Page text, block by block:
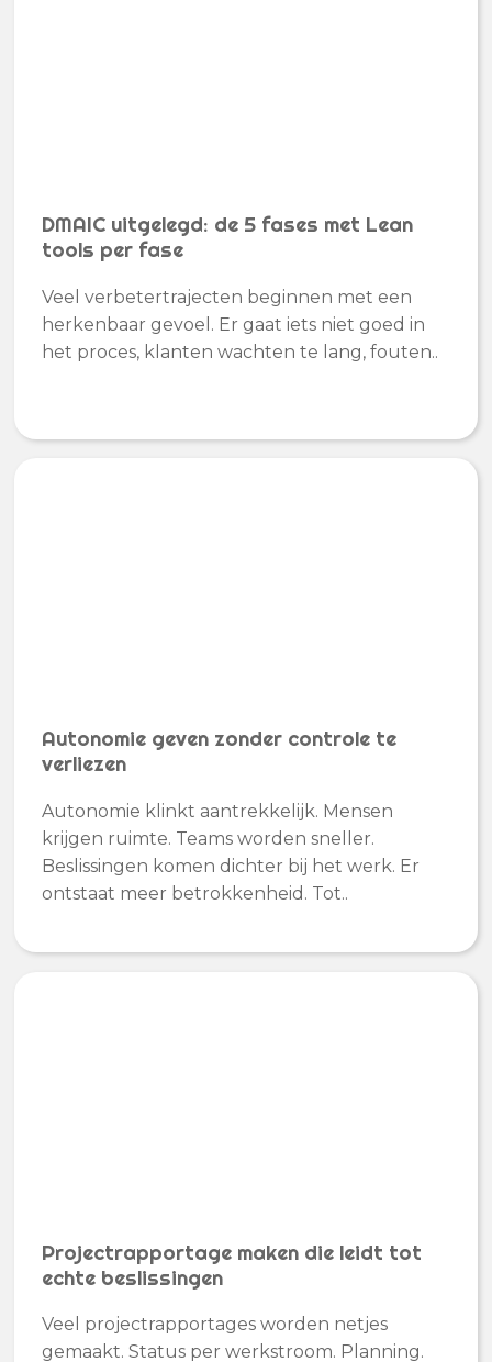
DMAIC uitgelegd: de 5 fases met Lean
tools per fase
Veel verbetertrajecten beginnen met een
herkenbaar gevoel. Er gaat iets niet goed in
het proces, klanten wachten te lang, fouten..
Autonomie geven zonder controle te
verliezen
Autonomie klinkt aantrekkelijk. Mensen
krijgen ruimte. Teams worden sneller.
Beslissingen komen dichter bij het werk. Er
ontstaat meer betrokkenheid. Tot..
Projectrapportage maken die leidt tot
echte beslissingen
Veel projectrapportages worden netjes
gemaakt. Status per werkstroom. Planning.